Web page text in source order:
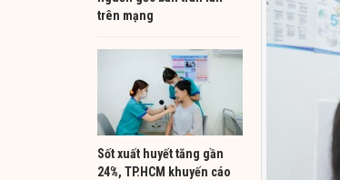
trên mạng
Sốt xuất huyết tăng gần
24%, TP.HCM khuyến cáo